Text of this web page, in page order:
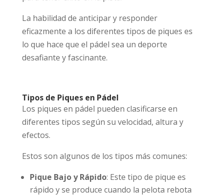
La habilidad de anticipar y responder
eficazmente a los diferentes tipos de piques es
lo que hace que el pádel sea un deporte
desafiante y fascinante.
Tipos de Piques en Pádel
Los piques en pádel pueden clasificarse en
diferentes tipos según su velocidad, altura y
efectos.
Estos son algunos de los tipos más comunes:
Pique Bajo y Rápido: Este tipo de pique es
rápido y se produce cuando la pelota rebota